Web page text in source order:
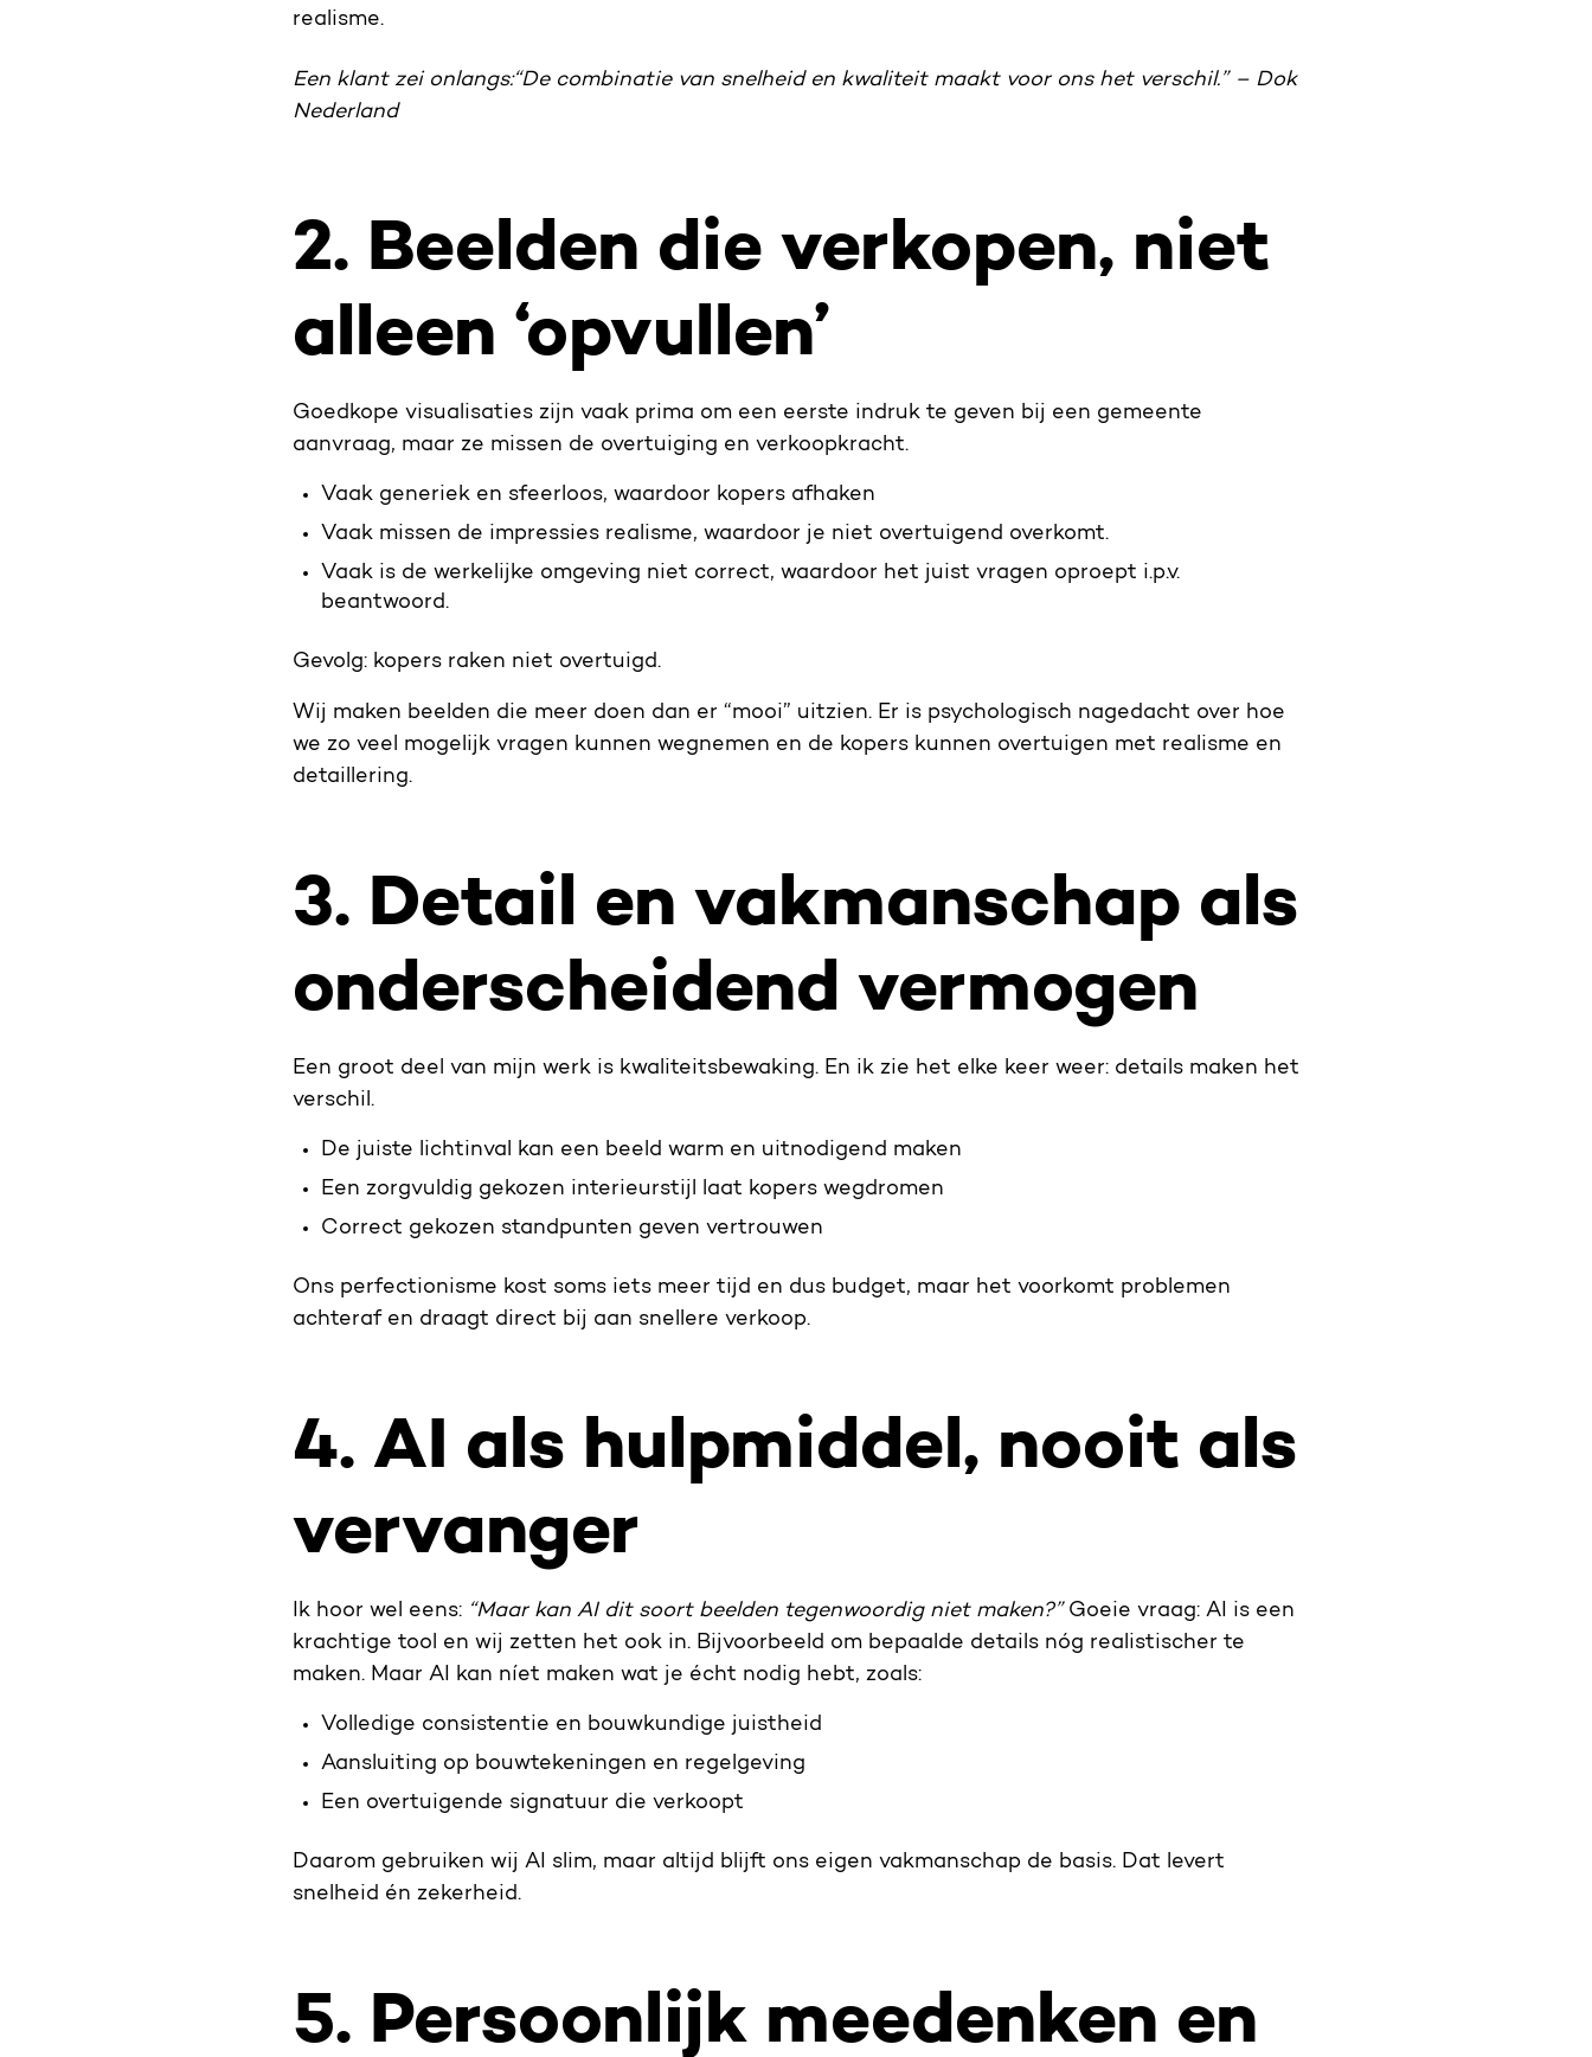
realisme.
Een klant zei onlangs:“De combinatie van snelheid en kwaliteit maakt voor ons het verschil.”– Dok
Nederland
2. Beelden die verkopen, niet
alleen ‘opvullen’
Goedkope visualisaties zijn vaak prima om een eerste indruk te geven bij een gemeente
aanvraag, maar ze missen de overtuiging en verkoopkracht.
Vaak generiek en sfeerloos, waardoor kopers afhaken
Vaak missen de impressies realisme, waardoor je niet overtuigend overkomt.
Vaak is de werkelijke omgeving niet correct, waardoor het juist vragen oproept i.p.v.
beantwoord.
Gevolg: kopers raken niet overtuigd.
Wij maken beelden die meer doen dan er “mooi” uitzien. Er is psychologisch nagedacht over hoe
we zo veel mogelijk vragen kunnen wegnemen en de kopers kunnen overtuigen met realisme en
detaillering.
3. Detail en vakmanschap als
onderscheidend vermogen
Een groot deel van mijn werk is kwaliteitsbewaking. En ik zie het elke keer weer: details maken het
verschil.
De juiste lichtinval kan een beeld warm en uitnodigend maken
Een zorgvuldig gekozen interieurstijl laat kopers wegdromen
Correct gekozen standpunten geven vertrouwen
Ons perfectionisme kost soms iets meer tijd en dus budget, maar het voorkomt problemen
achteraf en draagt direct bij aan snellere verkoop.
4. AI als hulpmiddel, nooit als
vervanger
Ik hoor wel eens: “Maar kan AI dit soort beelden tegenwoordig niet maken?” Goeie vraag: AI is een
krachtige tool en wij zetten het ook in. Bijvoorbeeld om bepaalde details nóg realistischer te
maken. Maar AI kan níet maken wat je écht nodig hebt, zoals:
Volledige consistentie en bouwkundige juistheid
Aansluiting op bouwtekeningen en regelgeving
Een overtuigende signatuur die verkoopt
Daarom gebruiken wij AI slim, maar altijd blijft ons eigen vakmanschap de basis. Dat levert
snelheid én zekerheid.
5. Persoonlijk meedenken en